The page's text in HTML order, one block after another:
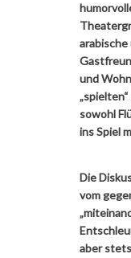
und
sowohl
ins Spiel
Die
vom
aber